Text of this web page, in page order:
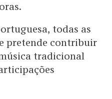
todas as
pretende contribuir
tradicional